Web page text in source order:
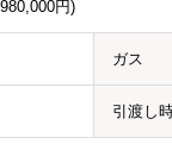
円)
ガス
引渡し